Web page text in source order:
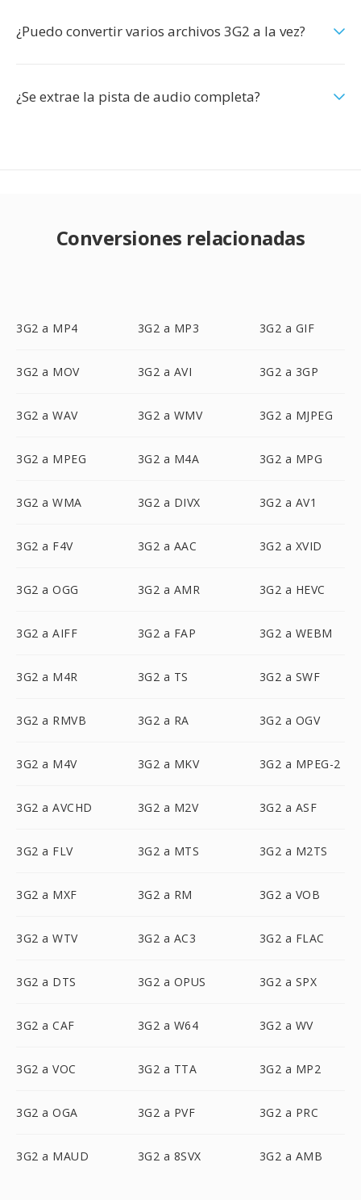
¿Puedo convertir varios archivos 3G2 a la vez?
¿Se extrae la pista de audio completa?
Conversiones relacionadas
3G2 a MP4 3G2 a MP3 3G2 a GIF
3G2 a MOV 3G2 a AVI 3G2 a 3GP
3G2 a WAV 3G2 a WMV 3G2 a MJPEG
3G2 a MPEG 3G2 a M4A 3G2 a MPG
3G2 a WMA 3G2 a DIVX 3G2 a AV1
3G2 a F4V 3G2 a AAC 3G2 a XVID
3G2 a OGG 3G2 a AMR 3G2 a HEVC
3G2 a AIFF 3G2 a FAP 3G2 a WEBM
3G2 a M4R 3G2 a TS 3G2 a SWF
3G2 a RMVB 3G2 a RA 3G2 a OGV
3G2 a M4V 3G2 a MKV 3G2 a MPEG-2
3G2 a AVCHD 3G2 a M2V 3G2 a ASF
3G2 a FLV 3G2 a MTS 3G2 a M2TS
3G2 a MXF 3G2 a RM 3G2 a VOB
3G2 a WTV 3G2 a AC3 3G2 a FLAC
3G2 a DTS 3G2 a OPUS 3G2 a SPX
3G2 a CAF 3G2 a W64 3G2 a WV
3G2 a VOC 3G2 a TTA 3G2 a MP2
3G2 a OGA 3G2 a PVF 3G2 a PRC
3G2 a MAUD 3G2 a 8SVX 3G2 a AMB